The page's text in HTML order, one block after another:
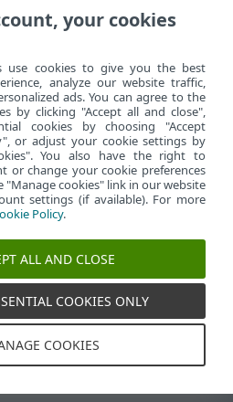
ESET Endpoint
Nyheter i version 7
s
Hantera cookies
your cookies
use cookies to give you the best
analyze our website traffic,
ads. You can agree to the
by clicking "Accept all and close",
cookies by choosing "Accept
or adjust your cookie settings by
You also have the right to
or change your cookie preferences
"Manage cookies" link in our website
settings (if available). For more
Policy.
ALL AND CLOSE
COOKIES ONLY
COOKIES